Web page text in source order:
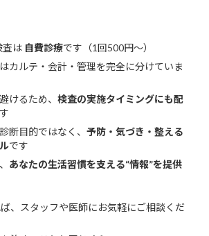
査は 自費診療です（1回500円〜）
カルテ・会計・管理を完全に分けていま
けるため、 検査の実施タイミングにも配
断目的ではなく、 予防・気づき・整える
です
あなたの生活習慣を支える“情報”を提供
、スタッフや医師にお気軽にご相談くだ